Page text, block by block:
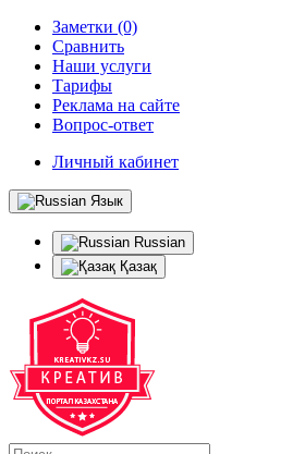
Заметки (0)
Сравнить
Наши услуги
Тарифы
Реклама на сайте
Вопрос-ответ
Личный кабинет
Язык
Russian
Қазақ